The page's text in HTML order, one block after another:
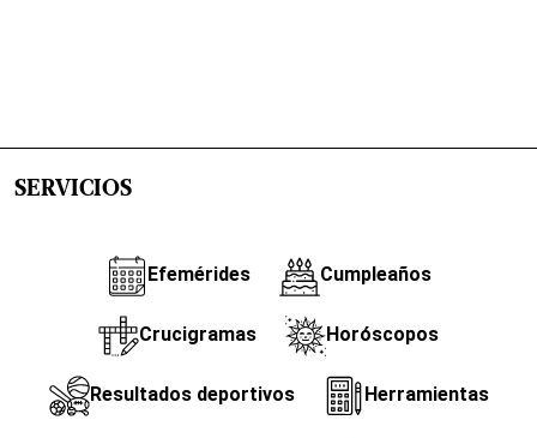
SERVICIOS
Efemérides Cumpleaños
Crucigramas Horóscopos
Resultados deportivos Herramientas